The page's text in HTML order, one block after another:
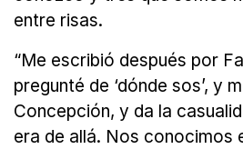
entre risas.
“Me escribió después por
pregunté de ‘dónde sos’, y
Concepción, y da la
era de allá. Nos conocimos